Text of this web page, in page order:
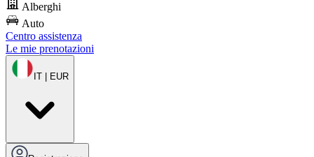
Alberghi
Auto
Centro assistenza
Le mie prenotazioni
IT | EUR